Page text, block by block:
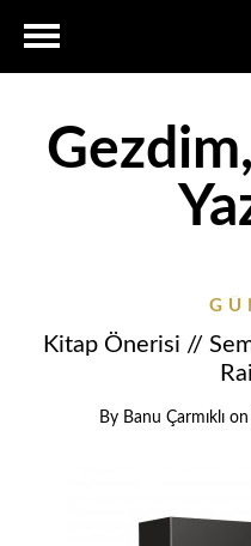
Kitap Önerisi //
By Banu Çarmıklı on